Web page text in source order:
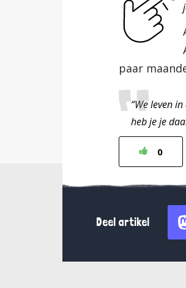
paar
“We leven
heb je je
0
Deel artikel